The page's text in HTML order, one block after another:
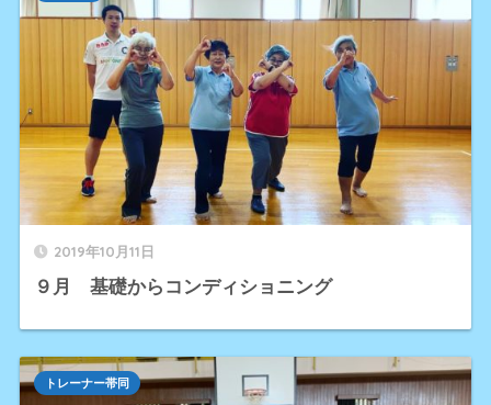
2019年10月11日
９月 基礎からコンディショニング
トレーナー帯同